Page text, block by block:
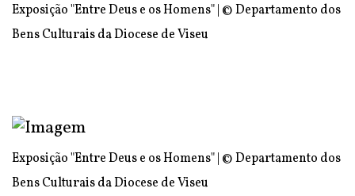
Exposição "Entre Deus e os Homens" | © Departamento dos
Bens Culturais da Diocese de Viseu
Exposição "Entre Deus e os Homens" | © Departamento dos
Bens Culturais da Diocese de Viseu